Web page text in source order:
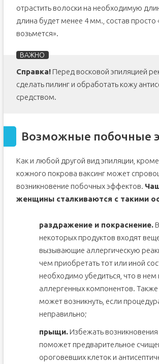
отрастить волоски на необходимую
длина будет менее 4 мм., состав просто
возьмется».
Справка!Перед восковой эпиляцией
сделать пилинг и обработать кожу
средством.
Возможные побочные
Как и любой другой вид эпиляции,
кожного покрова ваксинг может
возникновение побочных эффектов.
женщины сталкиваются с такими
раздражение и покраснение.В
некоторых продуктов входят
вызывающие аллергическую
чем приобретать тот или иной
необходимо убедиться, что в нем
аллергенных компонентов. Также
может возникнуть, если
неправильно;
прыщи.Избежать возникновения
поможет предварительное
ороговевших клеток и